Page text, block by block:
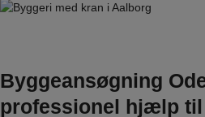
Byggeansøgning
professionel hjælp